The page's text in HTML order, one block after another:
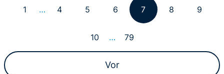
1 … 4 5 6 7 8 9
10 … 79
Vor